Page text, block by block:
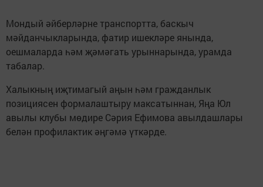
Мондый әйберләрне транспортта, баскыч
мәйданчыкларында, фатир ишекләре янында,
оешмаларда һәм җәмәгать урыннарында, урамда
табалар.
Халыкның иҗтимагый аңын һәм гражданлык
позициясен формалаштыру максатыннан, Яңа Юл
авылы клубы мөдире Сәрия Ефимова авылдашлары
белән профилактик әңгәмә үткәрде.